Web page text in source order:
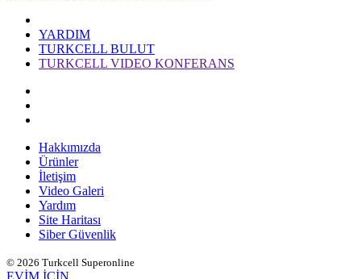
YARDIM
TURKCELL BULUT
TURKCELL VIDEO KONFERANS
Hakkımızda
Ürünler
İletişim
Video Galeri
Yardım
Site Haritası
Siber Güvenlik
© 2026 Turkcell Superonline
EVİM İÇİN